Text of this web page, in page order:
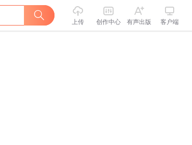
上传 创作中心 有声出版 客户端